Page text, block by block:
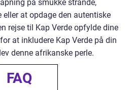
på smukke strande,
at opdage den autentiske
rejse til Kap Verde opfylde dine
at inkludere Kap Verde på din
denne afrikanske perle.
FAQ